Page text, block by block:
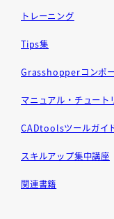
トレーニング
Tips集
Grasshopperコンポ
マニュアル・チュート
CADtoolsツールガイ
スキルアップ集中講座
関連書籍